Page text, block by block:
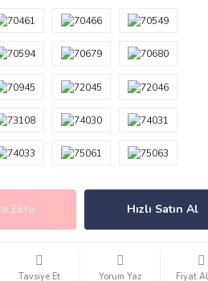
Ekle Hızlı Satın Al
Tavsiye Et Yorum Yaz Fiyat